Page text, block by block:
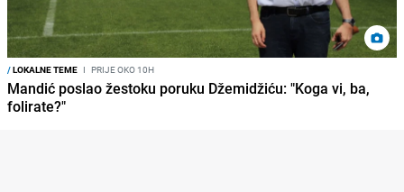
/LOKALNE TEME I PRIJE OKO 10H
Mandić poslao žestoku poruku Džemidžiću: "Koga vi, ba,
folirate?"